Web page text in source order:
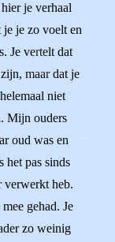
je verhaal
je je zo voelt en
Je vertelt dat
maar dat je
niet
Mijn ouders
oud was en
het pas sinds
verwerkt heb.
gehad. Je
zo weinig